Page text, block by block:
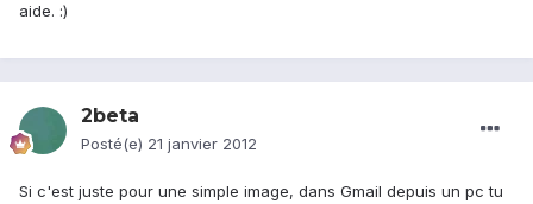
aide. :)
2beta
Posté(e) 21 janvier 2012
Si c'est juste pour une simple image, dans Gmail depuis un pc tu